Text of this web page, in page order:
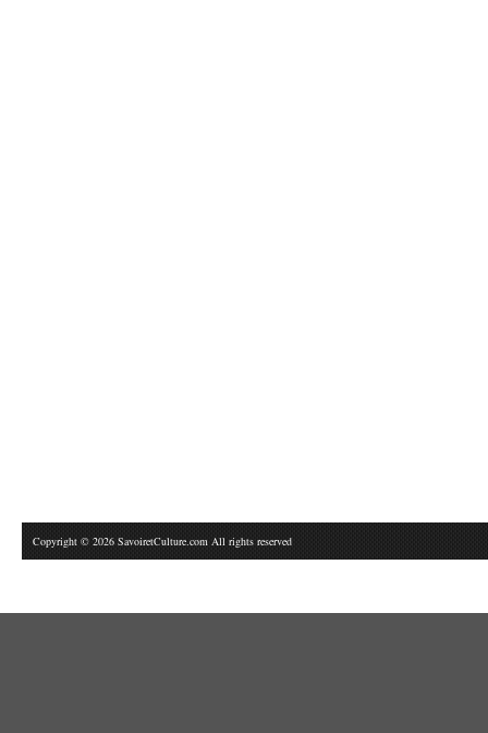
Copyright © 2026 SavoiretCulture.com All rights reserved